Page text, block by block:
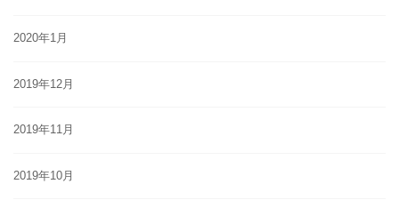
2020年1月
2019年12月
2019年11月
2019年10月